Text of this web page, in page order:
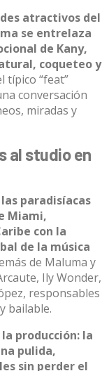
atractivos del
se entrelaza
de Kany,
coqueteo y
típico “feat”
conversación
miradas y
al studio en
paradisíacas
Miami,
con la
de la música
de Maluma y
Ily Wonder,
responsables
bailable.
producción: la
pulida,
sin perder el